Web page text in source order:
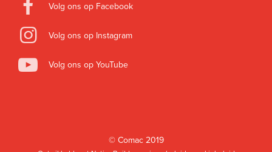
Volg ons op Facebook
Volg ons op Instagram
Volg ons op YouTube
© Comac2019